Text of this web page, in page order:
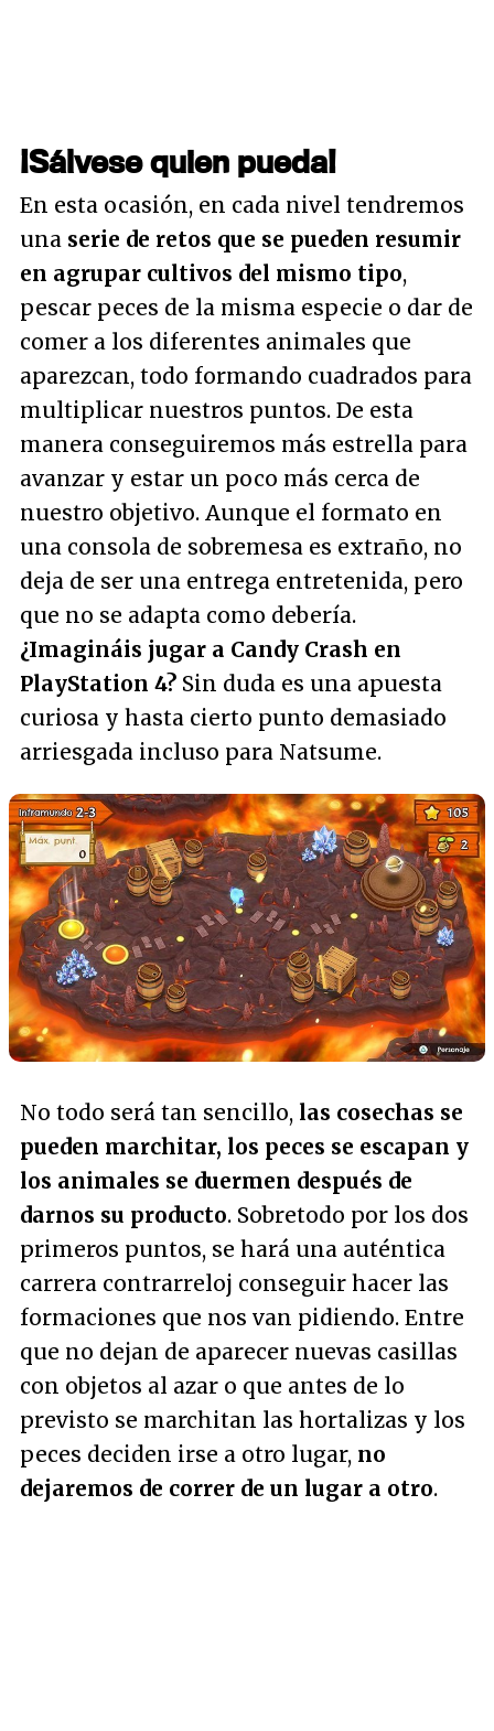
¡Sálvese quien pueda!
En esta ocasión, en cada nivel tendremos
una serie de retos que se pueden resumir
en agrupar cultivos del mismo tipo,
pescar peces de la misma especie o dar de
comer a los diferentes animales que
aparezcan, todo formando cuadrados para
multiplicar nuestros puntos. De esta
manera conseguiremos más estrella para
avanzar y estar un poco más cerca de
nuestro objetivo. Aunque el formato en
una consola de sobremesa es extraño, no
deja de ser una entrega entretenida, pero
que no se adapta como debería.
¿Imagináis jugar a Candy Crash en
PlayStation 4? Sin duda es una apuesta
curiosa y hasta cierto punto demasiado
arriesgada incluso para Natsume.
No todo será tan sencillo, las cosechas se
pueden marchitar, los peces se escapan y
los animales se duermen después de
darnos su producto. Sobretodo por los dos
primeros puntos, se hará una auténtica
carrera contrarreloj conseguir hacer las
formaciones que nos van pidiendo. Entre
que no dejan de aparecer nuevas casillas
con objetos al azar o que antes de lo
previsto se marchitan las hortalizas y los
peces deciden irse a otro lugar, no
dejaremos de correr de un lugar a otro.